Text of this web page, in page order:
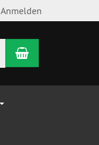
Anmelden
Warenkorb